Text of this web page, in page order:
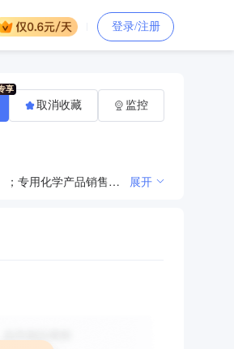
登录/注册
一般项目：化工产品生产（不含许可类化工产品）；专用化学产品制造（不含危险化学品）；化工产品销售（不含许可类化工产品）；专用化学产品销售（不含危险化学品）；金属矿石销售；金属材料销售；金属制品销售；普通货物仓储服务（不含危险化学品等需许可审批的项目）；纸浆销售；机械设备销售；日用百货销售；化妆品批发；电子产品销售；非金属矿及制品销售；耐火材料销售；五金产品批发；新鲜水果批发；未经加工的坚果、干果销售；新鲜蔬菜批发；珠宝首饰批发；农副产品销售。（除依法须经批准的项目外，凭营业执照依法自主开展经营活动） 展开
取消收藏 监控